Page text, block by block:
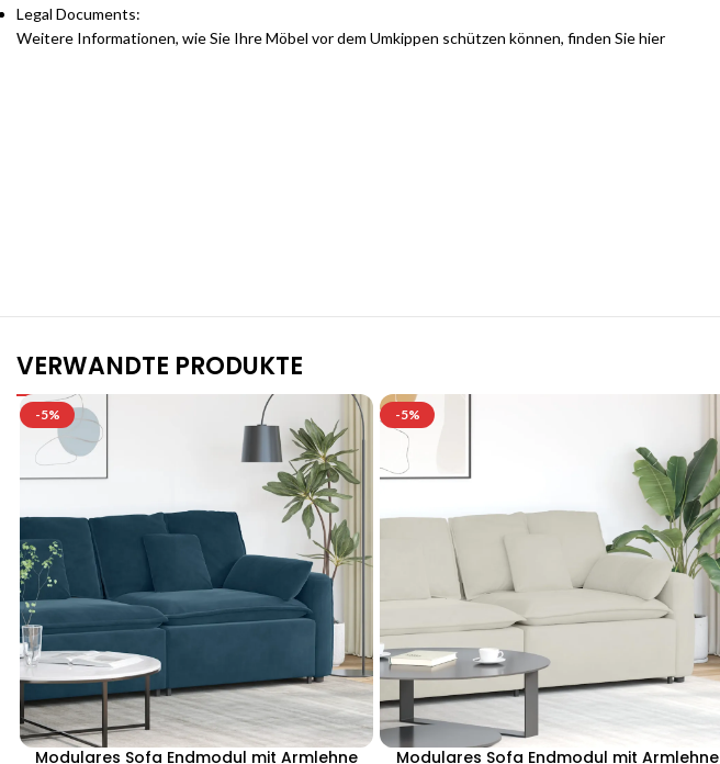
Legal Documents:
Weitere Informationen, wie Sie Ihre Möbel vor dem Umkippen schützen können, finden Siehier
VERWANDTE PRODUKTE
-5%
Modulares Sofa Endmodul mit Armlehne
-5%
Modulares Sofa Endmodul mit Armlehne